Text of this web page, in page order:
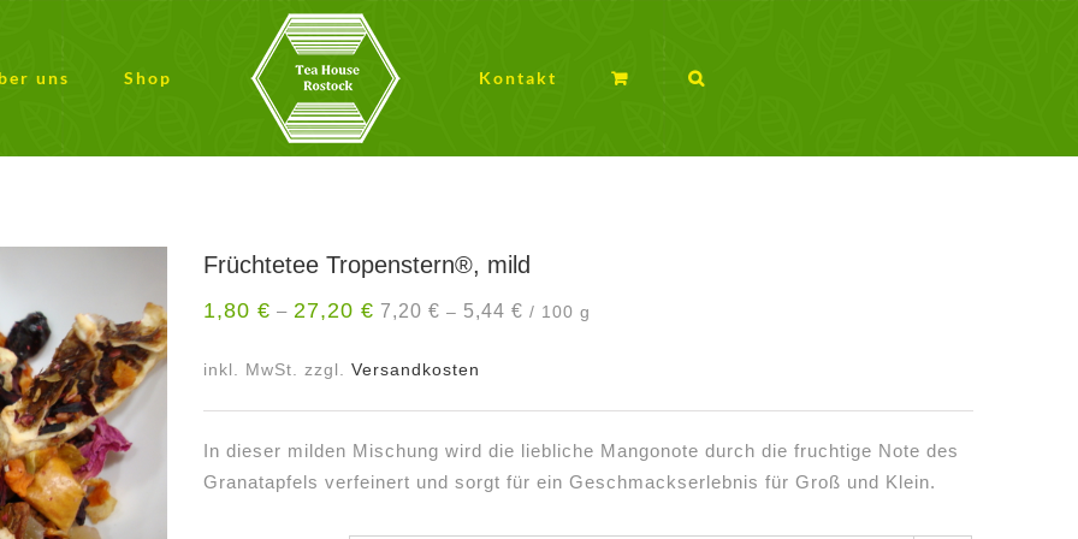
uns Shop Kontakt
Früchtetee Tropenstern®, mild
1,80 € – 27,20 € 7,20 € – 5,44 € / 100 g
inkl. MwSt. zzgl. Versandkosten
In dieser milden Mischung wird die liebliche Mangonote durch die fruchtige Note des
Granatapfels verfeinert und sorgt für ein Geschmackserlebnis für Groß und Klein.